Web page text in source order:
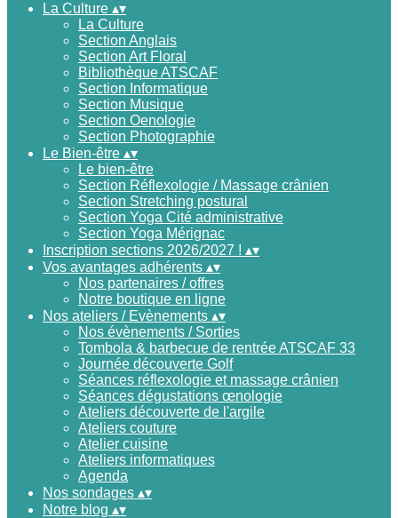
La Culture ▴▾
La Culture
Section Anglais
Section Art Floral
Bibliothèque ATSCAF
Section Informatique
Section Musique
Section Oenologie
Section Photographie
Le Bien-être ▴▾
Le bien-être
Section Réflexologie / Massage crânien
Section Stretching postural
Section Yoga Cité administrative
Section Yoga Mérignac
Inscription sections 2026/2027 ! ▴▾
Vos avantages adhérents ▴▾
Nos partenaires / offres
Notre boutique en ligne
Nos ateliers / Evènements ▴▾
Nos évènements / Sorties
Tombola & barbecue de rentrée ATSCAF 33
Journée découverte Golf
Séances réflexologie et massage crânien
Séances dégustations œnologie
Ateliers découverte de l'argile
Ateliers couture
Atelier cuisine
Ateliers informatiques
Agenda
Nos sondages ▴▾
Notre blog ▴▾